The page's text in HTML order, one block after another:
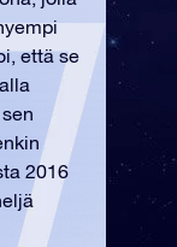
että se
2016